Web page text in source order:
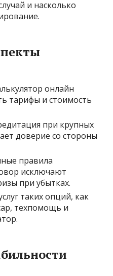
и насколько
онлайн
тарифы и стоимость
при крупных
доверие со стороны
правила
исключают
при убытках.
таких опций, как
техпомощь и